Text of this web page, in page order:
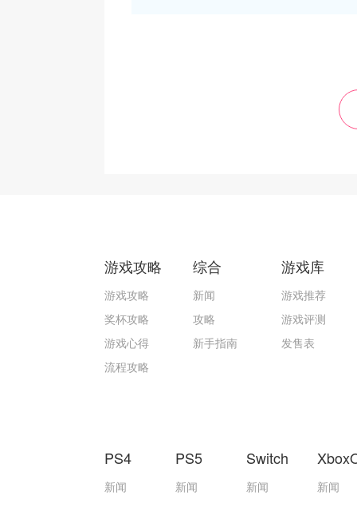
游戏攻略
游戏攻略
奖杯攻略
游戏心得
流程攻略
综合
新闻
攻略
新手指南
游戏库
游戏推荐
游戏评测
发售表
PS4
新闻
PS5
新闻
Switch
新闻 新闻